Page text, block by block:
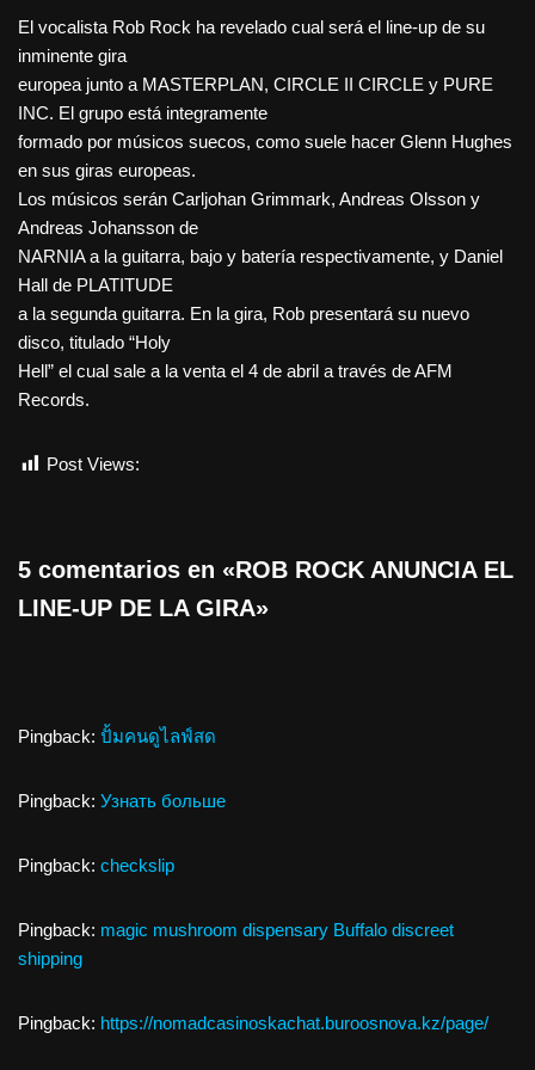
El vocalista Rob Rock ha revelado cual será el line-up de su
inminente gira
europea junto a MASTERPLAN, CIRCLE II CIRCLE y PURE
INC. El grupo está integramente
formado por músicos suecos, como suele hacer Glenn Hughes
en sus giras europeas.
Los músicos serán Carljohan Grimmark, Andreas Olsson y
Andreas Johansson de
NARNIA a la guitarra, bajo y batería respectivamente, y Daniel
Hall de PLATITUDE
a la segunda guitarra. En la gira, Rob presentará su nuevo
disco, titulado “Holy
Hell” el cual sale a la venta el 4 de abril a través de AFM
Records.
Post Views:
5 comentarios en «ROB ROCK ANUNCIA EL
LINE-UP DE LA GIRA»
Pingback: ปั้มคนดูไลฟ์สด
Pingback: Узнать больше
Pingback: checkslip
Pingback: magic mushroom dispensary Buffalo discreet
shipping
Pingback: https://nomadcasinoskachat.buroosnova.kz/page/